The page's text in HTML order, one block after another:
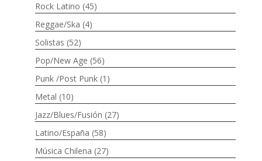
Rock Latino (45)
Reggae/Ska (4)
Solistas (52)
Pop/New Age (56)
Punk /Post Punk (1)
Metal (10)
Jazz/Blues/Fusión (27)
Latino/España (58)
Música Chilena (27)